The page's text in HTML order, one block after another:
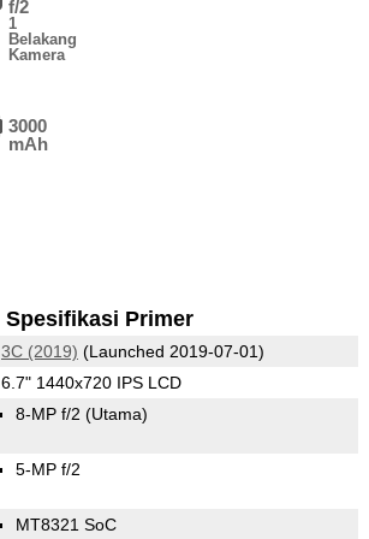
f/2
1
Belakang
Kamera
3000
mAh
Spesifikasi Primer
3C (2019) (Launched 2019-07-01)
6.7" 1440x720 IPS LCD
8-MP f/2 (Utama)
5-MP f/2
MT8321 SoC